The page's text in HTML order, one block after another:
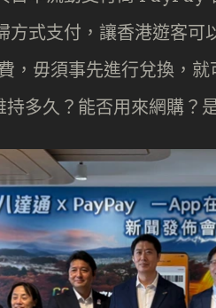
式支付，讓香港遊客可
，毋須事先進行兌換，
多久？能否用來網購？